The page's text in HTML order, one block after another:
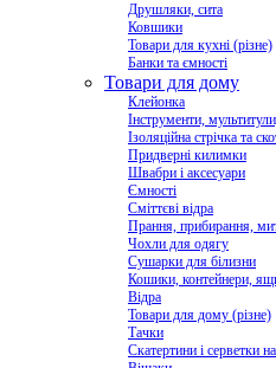
Друшляки, сита
Ковшики
Товари для кухні (різне)
Банки та ємності
Товари для дому
Клейонка
Інструменти,
Ізоляційна стрічка та
Придверні килимки
Швабри і аксесуари
Ємності
Сміттєві відра
Прання, прибирання,
Чохли для одягу
Сушарки для білизни
Кошики, контейнери,
Відра
Товари для дому (різне)
Тачки
Скатертини і серветки на